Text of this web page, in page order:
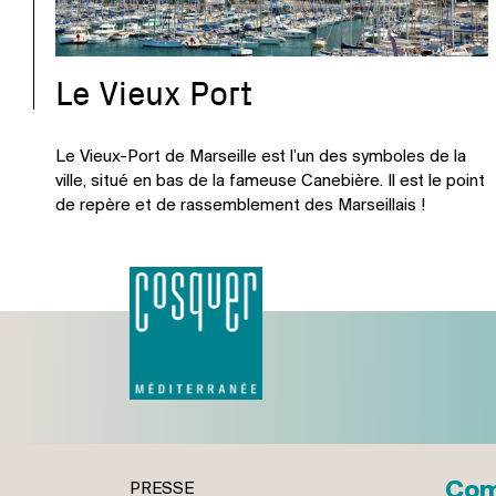
Le Vieux Port
Le Vieux-Port de Marseille est l’un des symboles de la
ville, situé en bas de la fameuse Canebière. Il est le point
de repère et de rassemblement des Marseillais !
PRESSE